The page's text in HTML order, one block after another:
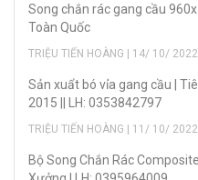
Song chắn rác gang cầu
Toàn Quốc
TRIỆU TIẾN HOÀNG | 14/ 10/ 2022
Sản xuẩt bó vỉa gang cầu |
2015 || LH: 0353842797
TRIỆU TIẾN HOÀNG | 11/ 10/ 2022
Bộ Song Chắn Rác